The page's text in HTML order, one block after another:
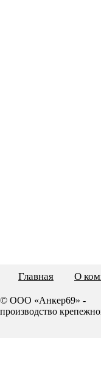
Главная О
© ООО «Анкер69» -
производство